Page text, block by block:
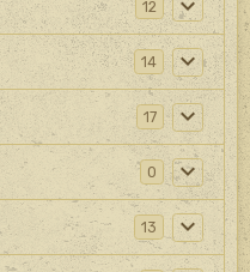
12
14
17
0
13